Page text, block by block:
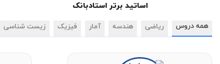
اساتید برتر استادبانک
همه دروس ریاضی هندسه آمار فیزیک زیست شناسی